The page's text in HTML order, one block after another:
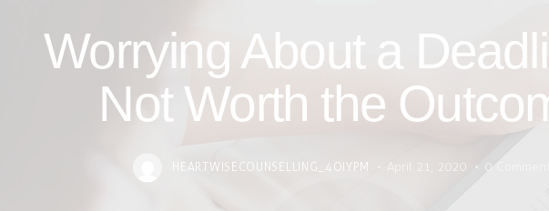
Worrying About a
Not Worth the
HEARTWISECOUNSELLING_4OIYPM April 21, 2020 0